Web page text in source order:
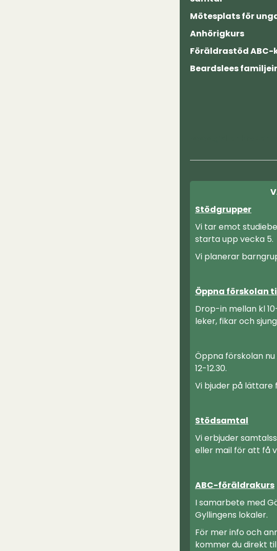
Mötesplats för
Anhörigkurs
Föräldrastöd ABC-
Beardslees
Stödgrupper
Vi tar emot
starta upp vecka 5.
Vi planerar
Öppna förskolan
Drop-in mellan kl
leker, fikar och
Öppna förskolan
12-12.30.
Vi bjuder på lättare
Stödsamtal
Vi erbjuder
eller mail för att få
ABC-föräldrakurs
I samarbete med
Gyllingens lokaler.
För mer info och
kommer du direkt